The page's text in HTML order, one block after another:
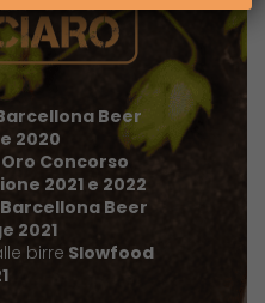
Beer
2020
Oro Concorso
2021 e 2022
Beer
2021
birre Slowfood